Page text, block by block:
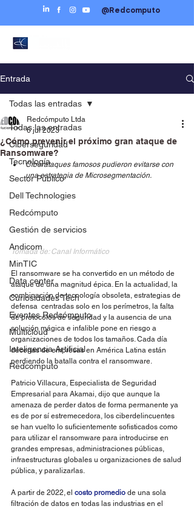
@Redcomputo
Entrada
Todas las entradas
Ciberseguridad
Tecnología
Sector Público
Dell Technologies
Redcómputo
Gestión de servicios
Andicom
MinTIC
Data center
Curiosidades Tech
Eventos Redcómputo
Multicloud
Inteligencia Artificial
Redcómputo
Todas las entradas
¿Cómo prevenir el próximo gran ataque de
Ransomware?
Redcómputo Ltda
6 jul 2023
Ciberataques famosos pudieron evitarse con
una estrategia de Microsegmentación.
Tomada de: Canal Informático
El ransomware se ha convertido en un método de
ataque de una magnitud épica. En la actualidad, la
combinación de tecnología obsoleta, estrategias de
defensa  centradas solo en los perímetros, la falta
de protocolos de seguridad y la ausencia de una
solución mágica e infalible pone en riesgo a
organizaciones de todos los tamaños. Cada día
decenas de empresas en América Latina están
perdiendo la batalla contra el ransomware.
Patricio Villacura, Especialista de Seguridad
Empresarial para Akamai, dijo que aunque la
amenaza de perder datos de forma permanente ya
es de por sí estremecedora, los ciberdelincuentes
se han vuelto lo suficientemente sofisticados como
para utilizar el ransomware para introducirse en
grandes empresas, administraciones públicas,
infraestructuras globales u organizaciones de salud
pública, y paralizarlas.
A partir de 2022, el costo promedio de una sola
filtración de datos en todas las industrias en el